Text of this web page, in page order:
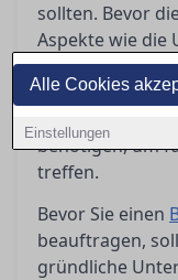
Alle Cookies
Einstellungen
sollten. Bevor
Aspekte wie
Klimatisierung
um unerwartete
benötigen, um
treffen.
Bevor Sie einen
beauftragen,
gründliche